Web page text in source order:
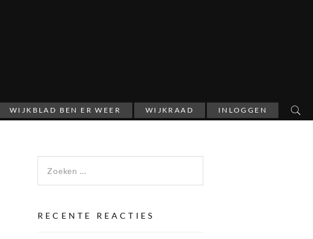
WIJKBLAD BEN ER WEER WIJKRAAD INLOGGEN
RECENTE REACTIES